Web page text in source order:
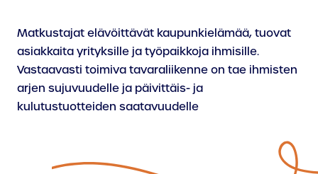
Matkustajat elävöittävät kaupunkielämää, tuovat
asiakkaita yrityksille ja työpaikkoja ihmisille.
Vastaavasti toimiva tavaraliikenne on tae ihmisten
arjen sujuvuudelle ja päivittäis- ja
kulutustuotteiden saatavuudelle